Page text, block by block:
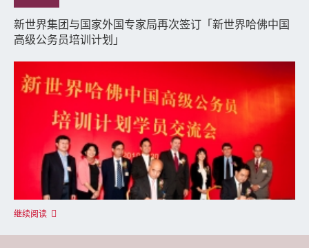
新世界集团与国家外国专家局再次签订「新世界哈佛中国
高级公务员培训计划」
继续阅读